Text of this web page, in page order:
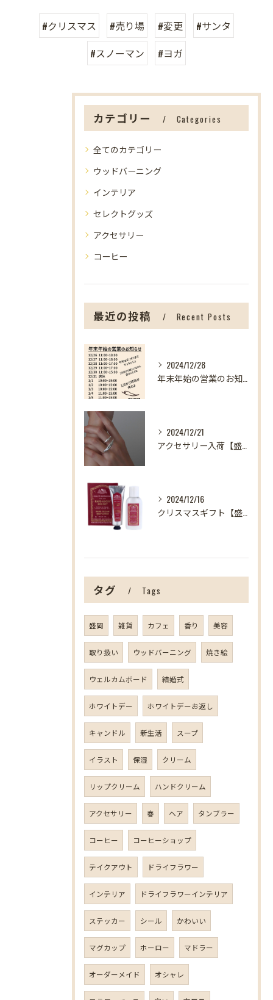
#クリスマス #売り場 #変更
#サンタ
#スノーマン
#ヨガ
カテゴリー Categories
全てのカテゴリー
ウッドバーニング
インテリア
セレクトグッズ
アクセサリー
コーヒー
最近の投稿 Recent Posts
2024/12/28
2024/12/21
2024/12/16
タグ Tags
盛岡 雑貨 カフェ 香り 美容
取り扱い ウッドバーニング 焼き絵
ウェルカムボード 結婚式
ホワイトデー ホワイトデーお返し
キャンドル 新生活 スープ
イラスト 保湿 クリーム
リップクリーム ハンドクリーム
アクセサリー 春 ヘア タンブラー
コーヒー コーヒーショップ
テイクアウト ドライフラワー
インテリア ドライフラワーインテリア
ステッカー シール かわいい
マグカップ ホーロー マドラー
オーダーメイド オシャレ